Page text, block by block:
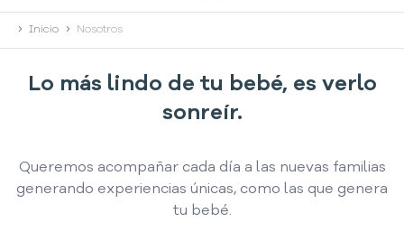
Inicio Nosotros
Lo más lindo de tu bebé, es verlo
sonreír.
Queremos acompañar cada día a las nuevas familias
generando experiencias únicas, como las que genera
tu bebé.